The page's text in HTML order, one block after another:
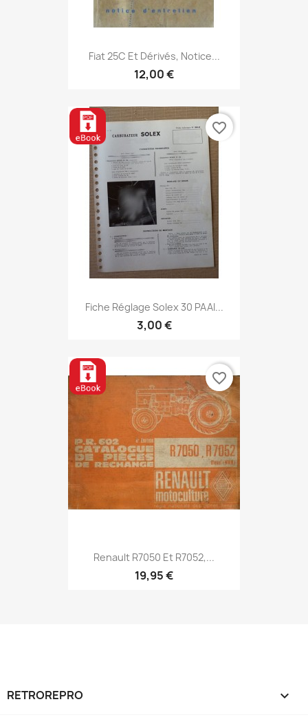
Fiat 25C Et Dérivés, Notice...
12,00 €
Fiche Réglage Solex 30 PAAI...
3,00 €
favorite_border
Renault R7050 Et R7052,...
19,95 €
favorite_border
RETROREPRO 